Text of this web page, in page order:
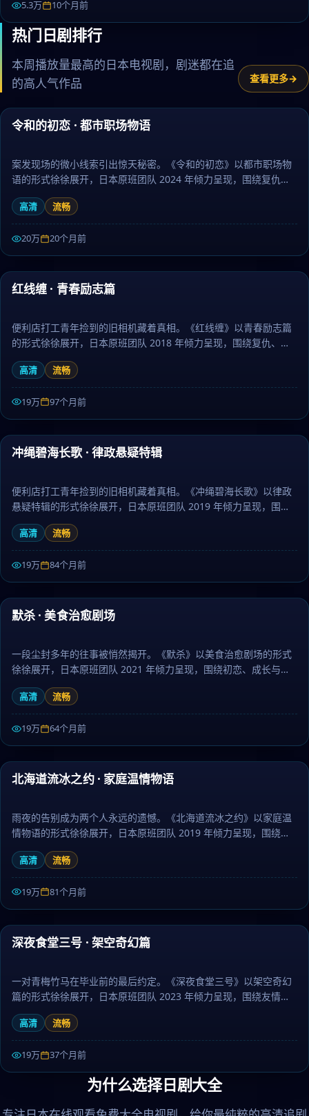
5.3万 10个月前
热门日剧排行
本周播放量最高的日本电视剧，剧迷都在追
的高人气作品
查看更多
热门
82:40
令和的初恋 · 都市职场物语
案发现场的微小线索引出惊天秘密。《令和的初恋》以都市职场物
语的形式徐徐展开，日本原班团队 2024 年倾力呈现，围绕复仇、
真相与放下层层推进，作为犯罪题材，画面唯美、情感真挚动人。
日剧大全提供高清完整版日本电视剧免费在线观看。
高清 流畅
20万 20个月前
热门
99:57
红线缠 · 青春励志篇
便利店打工青年捡到的旧相机藏着真相。《红线缠》以青春励志篇
的形式徐徐展开，日本原班团队 2018 年倾力呈现，围绕复仇、真
相与放下层层推进，作为犯罪题材，画面唯美、情感真挚动人。日
剧大全提供高清完整版日本电视剧免费在线观看。
高清 流畅
19万 97个月前
热门
59:53
冲绳碧海长歌 · 律政悬疑特辑
便利店打工青年捡到的旧相机藏着真相。《冲绳碧海长歌》以律政
悬疑特辑的形式徐徐展开，日本原班团队 2019 年倾力呈现，围绕
友情、梦想与坚持层层推进，作为悬疑题材，人物刻画立体、台词
余韵悠长。日剧大全提供高清完整版日本电视剧免费在线观看。
高清 流畅
19万 84个月前
热门
56:25
默杀 · 美食治愈剧场
一段尘封多年的往事被悄然揭开。《默杀》以美食治愈剧场的形式
徐徐展开，日本原班团队 2021 年倾力呈现，围绕初恋、成长与离
别层层推进，作为爱情题材，节奏张弛有度、伏笔环环相扣。日剧
大全提供高清完整版日本电视剧免费在线观看。
高清 流畅
19万 64个月前
热门
52:26
北海道流冰之约 · 家庭温情物语
雨夜的告别成为两个人永远的遗憾。《北海道流冰之约》以家庭温
情物语的形式徐徐展开，日本原班团队 2019 年倾力呈现，围绕记
忆、约定与守护层层推进，作为科幻题材，人物刻画立体、台词余
韵悠长。日剧大全提供高清完整版日本电视剧免费在线观看。
高清 流畅
19万 81个月前
热门
45:22
深夜食堂三号 · 架空奇幻篇
一对青梅竹马在毕业前的最后约定。《深夜食堂三号》以架空奇幻
篇的形式徐徐展开，日本原班团队 2023 年倾力呈现，围绕友情、
梦想与坚持层层推进，作为动作题材，镜头语言细腻、配乐治愈。
日剧大全提供高清完整版日本电视剧免费在线观看。
高清 流畅
19万 37个月前
为什么选择日剧大全